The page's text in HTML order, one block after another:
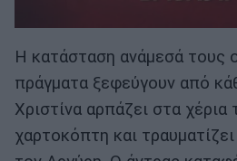
Η κατάσταση ανάμεσά τους
πράγματα ξεφεύγουν από
Χριστίνα αρπάζει στα χέρια
χαρτοκόπτη και